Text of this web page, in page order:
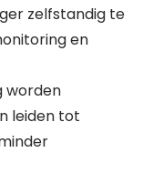
zelfstandig te
en
worden
leiden tot